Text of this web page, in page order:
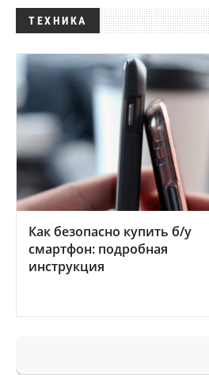
ТЕХНИКА
Как безопасно купить б/у
смартфон: подробная
инструкция